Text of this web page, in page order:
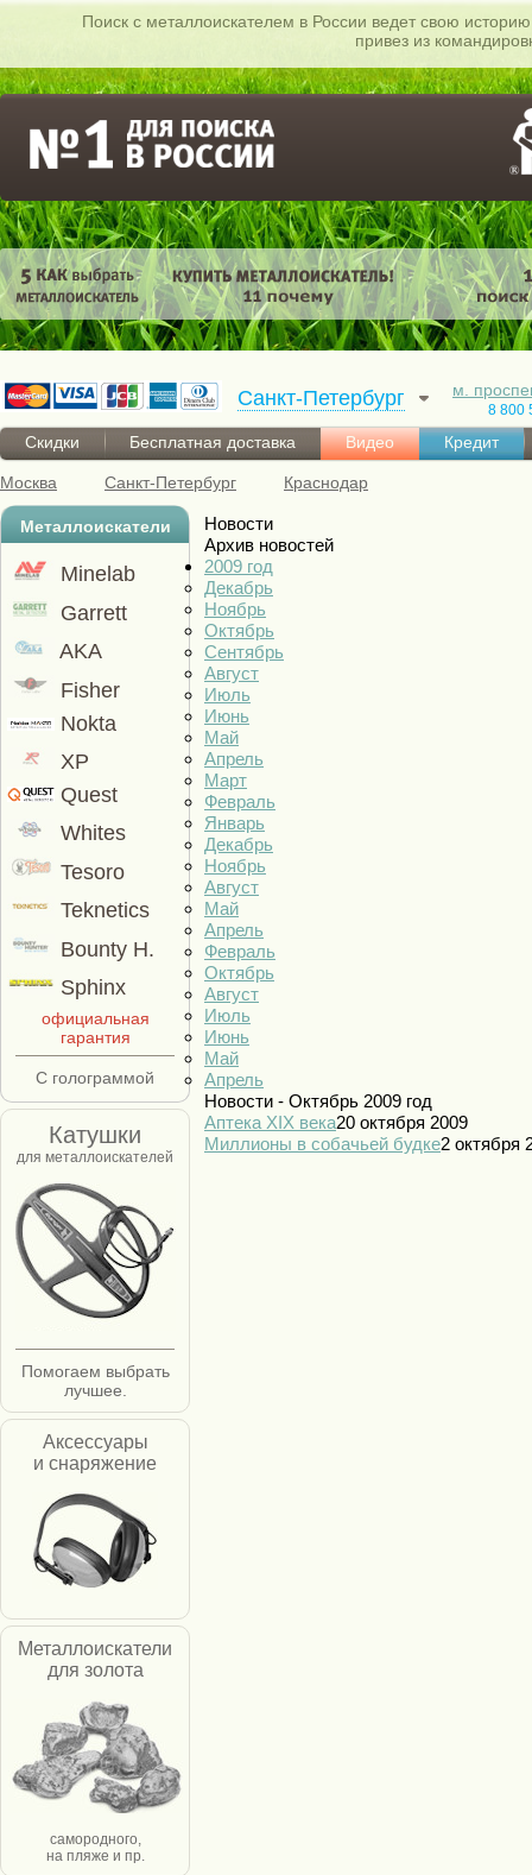
Поиск c металлоискателем в России ведет свою
привез из
Санкт-Петербург м.
8 800
Скидки Бесплатная доставка Видео Кредит
Москва Санкт-Петербург Краснодар
Металлоискатели
Minelab
Garrett
AKA
Fisher
Nokta
XP
Quest
Whites
Tesoro
Teknetics
Bounty H.
Sphinx
официальная
гарантия
С голограммой
Катушки
для металлоискателей
Помогаем выбрать
лучшее.
Аксессуары
и снаряжение
Металлоискатели
для золота
самородного,
на пляже и пр.
Новости
Архив новостей
2009 год
Декабрь
Ноябрь
Октябрь
Сентябрь
Август
Июль
Июнь
Май
Апрель
Март
Февраль
Январь
Декабрь
Ноябрь
Август
Май
Апрель
Февраль
Октябрь
Август
Июль
Июнь
Май
Апрель
Новости - Октябрь 2009 год
Аптека XIX века20 октября 2009
Миллионы в собачьей будке2 октября